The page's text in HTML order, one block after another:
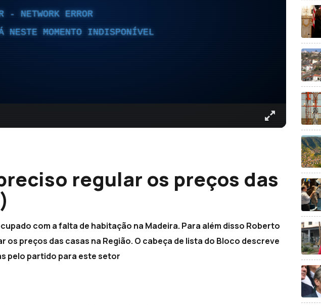
- NETWORK ERROR
NESTE MOMENTO INDISPONÍVEL
regular os preços das
com a falta de habitação na Madeira. Para além disso Roberto
os preços das casas na Região. O cabeça de lista do Bloco descreve
pelo partido para este setor